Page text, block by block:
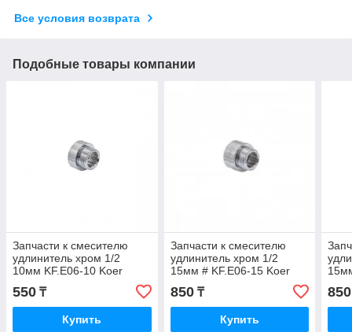
Все условия возврата
Подобные товары компании
Запчасти к смесителю
удлинитель хром 1/2
10мм KF.E06-10 Koer
550 ₸
Купить
Запчасти к смесителю
удлинитель хром 1/2
15мм # KF.E06-15 Koer
850₸
Купить
850